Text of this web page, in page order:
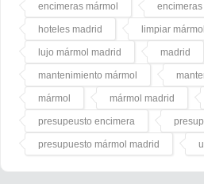
encimeras mármol
hoteles madrid limpiar
lujo mármol madrid madrid
mantenimiento mármol
mármol mármol madrid
presupeusto encimera
presupuesto mármol madrid